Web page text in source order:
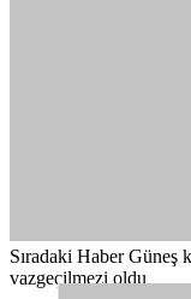
Sıradaki Haber Güneş
vazgeçilmezi oldu